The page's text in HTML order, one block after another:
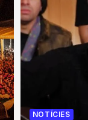
NOTÍCIES